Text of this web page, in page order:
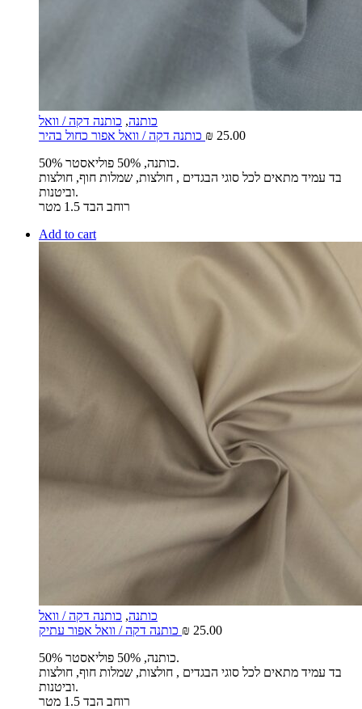
כותנה, כותנה דקה / וואל
₪ 25.00
50% כותנה, 50% פוליאסטר.
בד עמיד מתאים לכל סוגי הבגדים , חולצות, שמלות חוף, חולצות
וביטנות.
רוחב הבד 1.5 מטר
Add to cart
כותנה, כותנה דקה / וואל
₪ 25.00
50% כותנה, 50% פוליאסטר.
בד עמיד מתאים לכל סוגי הבגדים , חולצות, שמלות חוף, חולצות
וביטנות.
רוחב הבד 1.5 מטר